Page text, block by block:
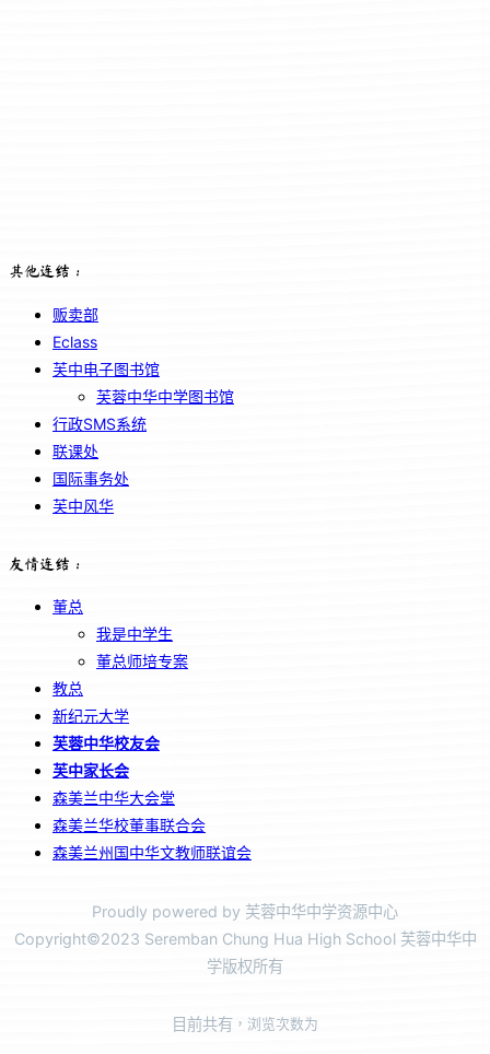
其他连结：
贩卖部
Eclass
芙中电子图书馆
芙蓉中华中学图书馆
行政SMS系统
联课处
国际事务处
芙中风华
友情连结：
董总
我是中学生
董总师培专案
教总
新纪元大学
芙蓉中华校友会
芙中家长会
森美兰中华大会堂
森美兰华校董事联合会
森美兰州国中华文教师联谊会
Proudly powered by 芙蓉中华中学资源中心
Copyright©2023 Seremban Chung Hua High School 芙蓉中华中
学版权所有
目前共有 ，浏览次数为